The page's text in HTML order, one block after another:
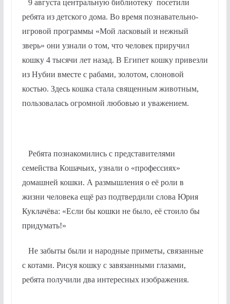
9 августа центральную библиотеку посетили
ребята из детского дома. Во время познавательно-
игровой программы «Мой ласковый и нежный
зверь» они узнали о том, что человек приручил
кошку 4 тысячи лет назад. В Египет кошку привезли
из Нубии вместе с рабами, золотом, слоновой
костью. Здесь кошка стала священным животным,
пользовалась огромной любовью и уважением.
Ребята познакомились с представителями
семейства Кошачьих, узнали о «профессиях»
домашней кошки. А размышления о её роли в
жизни человека ещё раз подтвердили слова Юрия
Куклачёва: «Если бы кошки не было, её стоило бы
придумать!»
Не забыты были и народные приметы, связанные
с котами. Рисуя кошку с завязанными глазами,
ребята получили два интересных изображения.